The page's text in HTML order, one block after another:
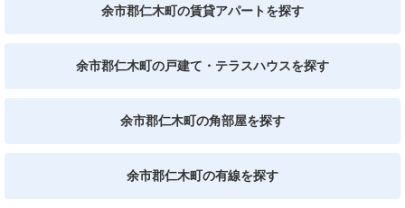
余市郡仁木町の賃貸アパートを探す
余市郡仁木町の戸建て・テラスハウスを探す
余市郡仁木町の角部屋を探す
余市郡仁木町の有線を探す